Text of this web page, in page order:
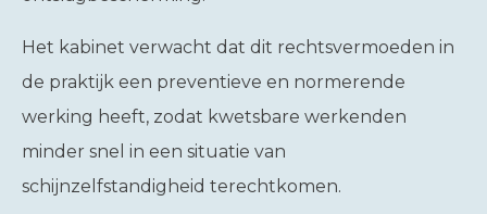
Het kabinet verwacht dat dit rechtsvermoeden in
de praktijk een preventieve en normerende
werking heeft, zodat kwetsbare werkenden
minder snel in een situatie van
schijnzelfstandigheid terechtkomen.